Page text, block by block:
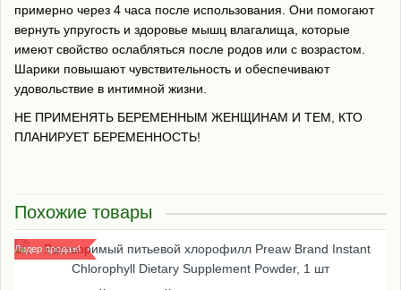
примерно через 4 часа после использования. Они помогают
вернуть упругость и здоровье мышц влагалища, которые
имеют свойство ослабляться после родов или с возрастом.
Шарики повышают чувствительность и обеспечивают
удовольствие в интимной жизни.
НЕ ПРИМЕНЯТЬ БЕРЕМЕННЫМ ЖЕНЩИНАМ И ТЕМ, КТО
ПЛАНИРУЕТ БЕРЕМЕННОСТЬ!
Похожие товары
Лидер продаж!